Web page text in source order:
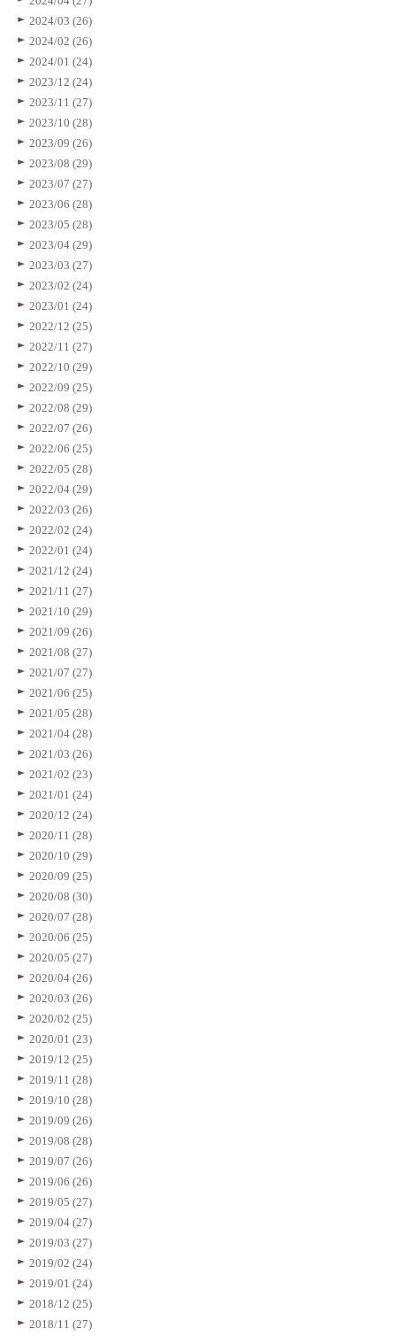
2024/03 (26)
2024/02 (26)
2024/01 (24)
2023/12 (24)
2023/11 (27)
2023/10 (28)
2023/09 (26)
2023/08 (29)
2023/07 (27)
2023/06 (28)
2023/05 (28)
2023/04 (29)
2023/03 (27)
2023/02 (24)
2023/01 (24)
2022/12 (25)
2022/11 (27)
2022/10 (29)
2022/09 (25)
2022/08 (29)
2022/07 (26)
2022/06 (25)
2022/05 (28)
2022/04 (29)
2022/03 (26)
2022/02 (24)
2022/01 (24)
2021/12 (24)
2021/11 (27)
2021/10 (29)
2021/09 (26)
2021/08 (27)
2021/07 (27)
2021/06 (25)
2021/05 (28)
2021/04 (28)
2021/03 (26)
2021/02 (23)
2021/01 (24)
2020/12 (24)
2020/11 (28)
2020/10 (29)
2020/09 (25)
2020/08 (30)
2020/07 (28)
2020/06 (25)
2020/05 (27)
2020/04 (26)
2020/03 (26)
2020/02 (25)
2020/01 (23)
2019/12 (25)
2019/11 (28)
2019/10 (28)
2019/09 (26)
2019/08 (28)
2019/07 (26)
2019/06 (26)
2019/05 (27)
2019/04 (27)
2019/03 (27)
2019/02 (24)
2019/01 (24)
2018/12 (25)
2018/11 (27)